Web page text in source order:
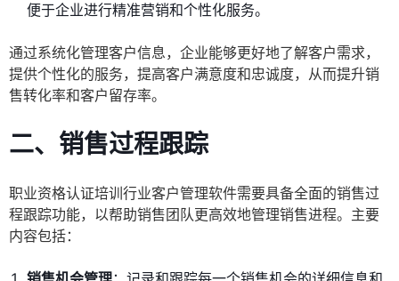
便于企业进行精准营销和个性化服务。
通过系统化管理客户信息，企业能够更好地了解客户需求，
提供个性化的服务，提高客户满意度和忠诚度，从而提升销
售转化率和客户留存率。
二、销售过程跟踪
职业资格认证培训行业客户管理软件需要具备全面的销售过
程跟踪功能，以帮助销售团队更高效地管理销售进程。主要
内容包括：